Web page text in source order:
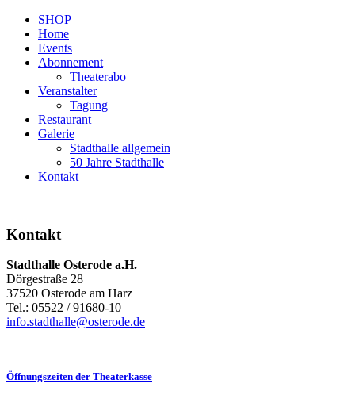
SHOP
Home
Events
Abonnement
Theaterabo
Veranstalter
Tagung
Restaurant
Galerie
Stadthalle allgemein
50 Jahre Stadthalle
Kontakt
Kontakt
Stadthalle Osterode a.H.
Dörgestraße 28
37520 Osterode am Harz
Tel.: 05522 / 91680-10
info.stadthalle@osterode.de
Öffnungszeiten der Theaterkasse